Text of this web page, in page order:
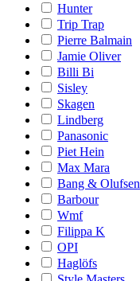
Hunter
Trip Trap
Pierre Balmain
Jamie Oliver
Billi Bi
Sisley
Skagen
Lindberg
Panasonic
Piet Hein
Max Mara
Bang & Olufsen
Barbour
Wmf
Filippa K
OPI
Haglöfs